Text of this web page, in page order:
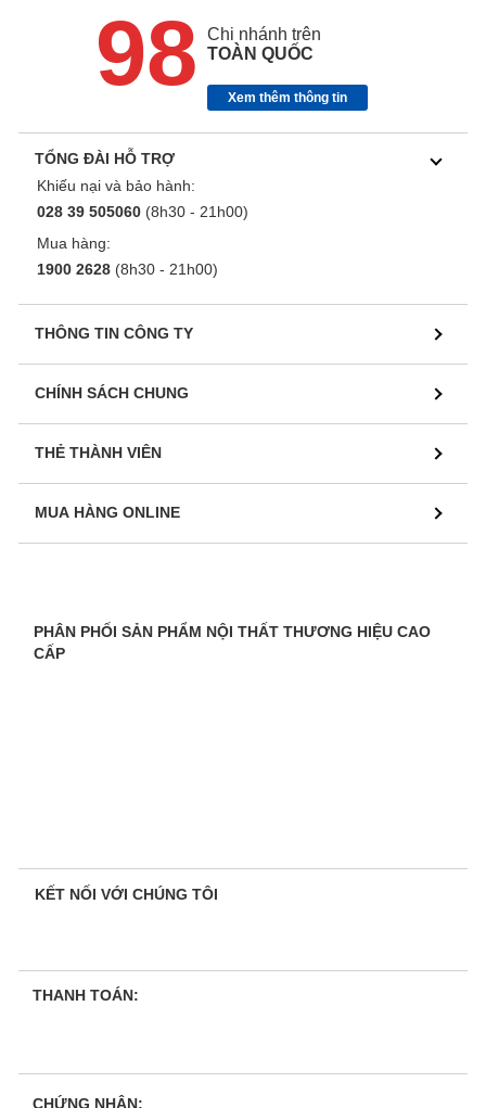
98
Chi nhánh trên
TOÀN QUỐC
Xem thêm thông tin
TỔNG ĐÀI HỖ TRỢ
Khiếu nại và bảo hành:
028 39 505060 (8h30 - 21h00)
Mua hàng:
1900 2628 (8h30 - 21h00)
THÔNG TIN CÔNG TY
CHÍNH SÁCH CHUNG
THẺ THÀNH VIÊN
MUA HÀNG ONLINE
PHÂN PHỐI SẢN PHẨM NỘI THẤT THƯƠNG HIỆU CAO
CẤP
KẾT NỐI VỚI CHÚNG TÔI
THANH TOÁN:
CHỨNG NHẬN: